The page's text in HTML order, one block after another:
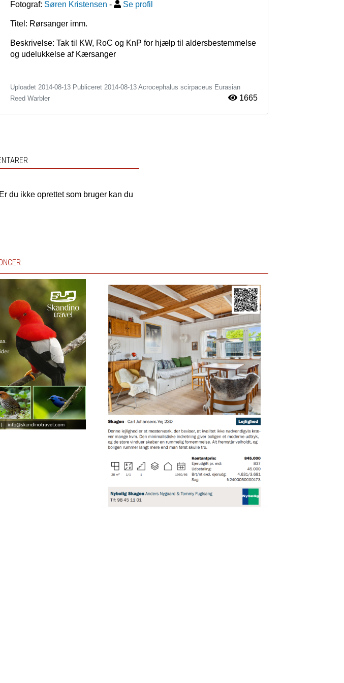
Fotograf: Søren Kristensen - Se profil
Titel: Rørsanger imm.
Beskrivelse: Tak til KW, RoC og KnP for hjælp til aldersbestemmelse
og udelukkelse af Kærsanger
Uploadet 2014-08-13 Publiceret 2014-08-13 Acrocephalus scirpaceus Eurasian
Reed Warbler
1665
du ikke oprettet som bruger kan du